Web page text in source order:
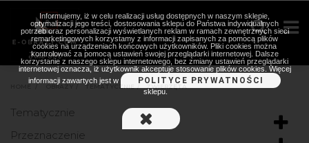
OBRAZY TEMATYCZNIE
Tematycznie
Przeznaczenie
Informujemy, iż w celu realizacji usług dostępnych w naszym sklepie,
optymalizacji jego treści, dostosowania sklepu do Państwa indywidualnych
potrzeb oraz personalizacji wyświetlanych reklam w ramach zewnętrznych sieci
remarketingowych korzystamy z informacji zapisanych za pomocą plików
cookies na urządzeniach końcowych użytkowników. Pliki cookies można
kontrolować za pomocą ustawień swojej przeglądarki internetowej. Dalsze
korzystanie z naszego sklepu internetowego, bez zmiany ustawień przeglądarki
internetowej oznacza, iż użytkownik akceptuje stosowanie plików cookies. Więcej
informacji zawartych jest w
POLITYCE PRYWATNOŚCI
sklepu.